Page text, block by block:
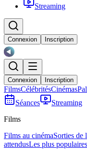
Streaming
Connexion Inscription
Connexion Inscription
FilmsCélébritésCinémas
Séances
Streaming
Films
Films au cinémaSorties de
attendusLes plus populaires